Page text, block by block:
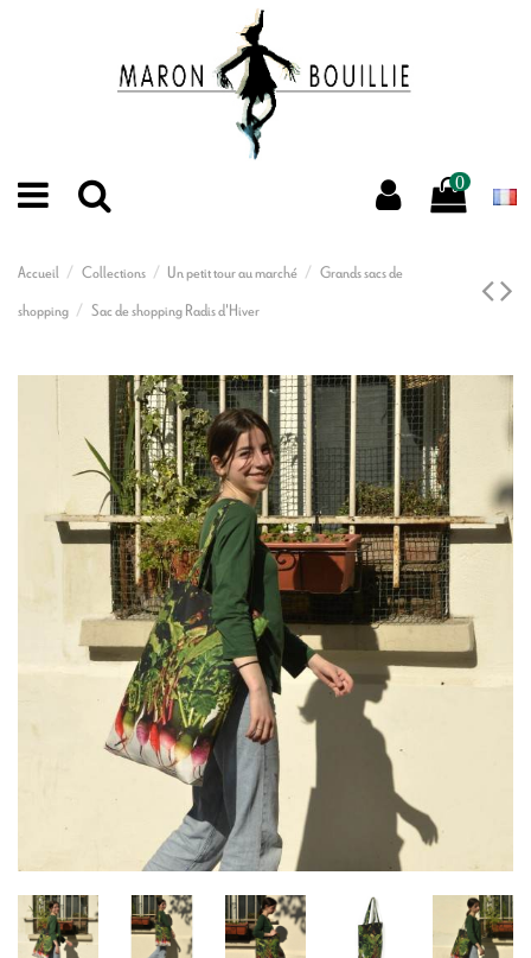
0
Accueil Collections Un petit tour au marché
Grands sacs de
shopping
Sac de shopping Radis d'Hiver